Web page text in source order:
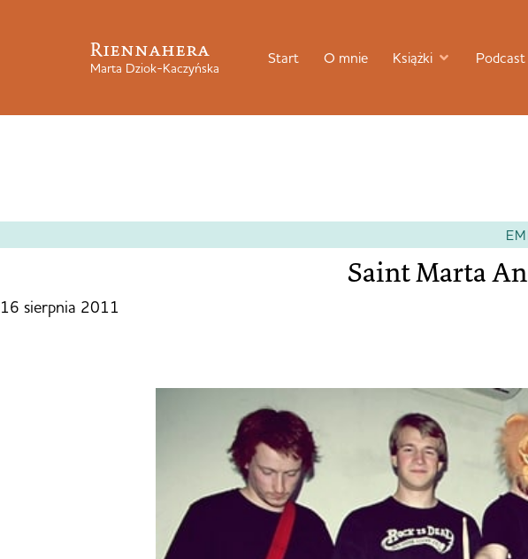
Riennahera
Marta Dziok-Kaczyńska
Start O mnie Książki Podcast
Saint Marta
16 sierpnia 2011